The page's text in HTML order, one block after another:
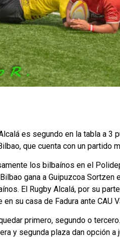
es segundo en la tabla a 3
que cuenta con un partido
los bilbaínos en el
gana a Guipuzcoa Sortzen
El Rugby Alcalá, por su
su casa de Fadura ante CAU
primero, segundo o
y segunda plaza dan opción a